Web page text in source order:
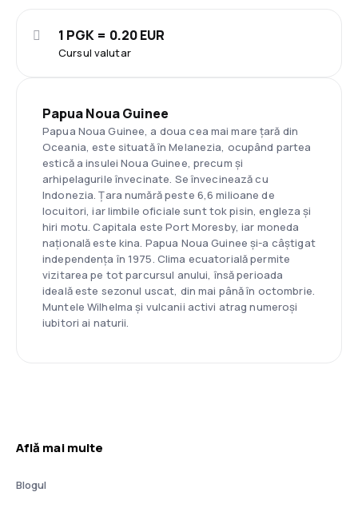
Cursul valutar
1 PGK = 0.20 EUR
Papua Noua Guinee
Papua Noua Guinee, a doua cea mai mare țară din
Oceania, este situată în Melanezia, ocupând partea
estică a insulei Noua Guinee, precum și
arhipelagurile învecinate. Se învecinează cu
Indonezia. Țara numără peste 6,6 milioane de
locuitori, iar limbile oficiale sunt tok pisin, engleza și
hiri motu. Capitala este Port Moresby, iar moneda
națională este kina. Papua Noua Guinee și-a câștigat
independența în 1975. Clima ecuatorială permite
vizitarea pe tot parcursul anului, însă perioada
ideală este sezonul uscat, din mai până în octombrie.
Muntele Wilhelma și vulcanii activi atrag numeroși
iubitori ai naturii.
Află mai multe
Blogul